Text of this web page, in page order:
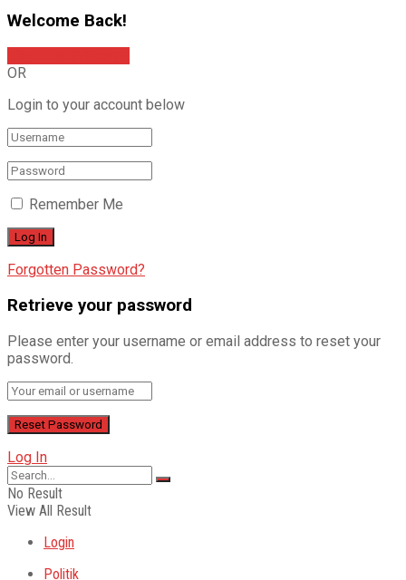
Welcome Back!
OR
Login to your account below
Remember Me
Forgotten Password?
Retrieve your password
Please enter your username or email address to reset your
password.
Log In
No Result
View All Result
Login
Politik